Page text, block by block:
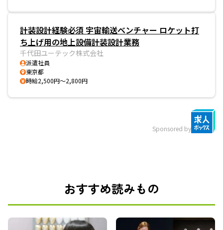
計装設計経験必須 宇宙輸送ベンチャー ロケット打
ち上げ用の地上設備計装設計業務
千代田ユーテック株式会社
派遣社員
東京都
時給2,500円～2,800円
Sponsored by
おすすめ読みもの